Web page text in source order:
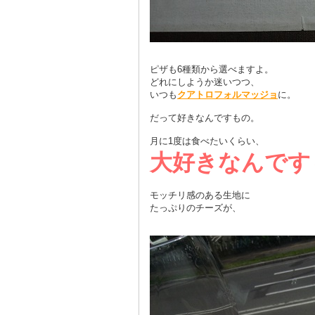
ピザも6種類から選べますよ。
どれにしようか迷いつつ、
いつも クアトロフォルマッジョ に。
だって好きなんですもの。
月に1度は食べたいくらい、
大好きなんで
モッチリ感のある生地に
たっぷりのチーズが、